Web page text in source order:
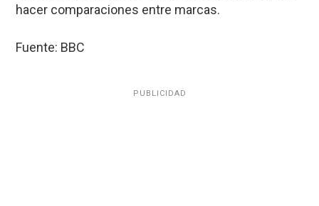
hacer comparaciones entre marcas.
Fuente: BBC
PUBLICIDAD